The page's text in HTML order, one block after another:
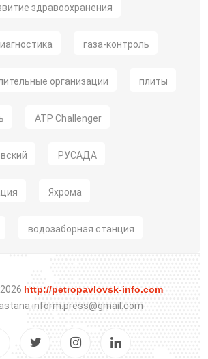
здравоохранения
газа-контроль
организации плиты
ATP Challenger
РУСАДА
Яхрома
водозаборная станция
http://petropavlovsk-info.com
astana.inform.press@gmail.com